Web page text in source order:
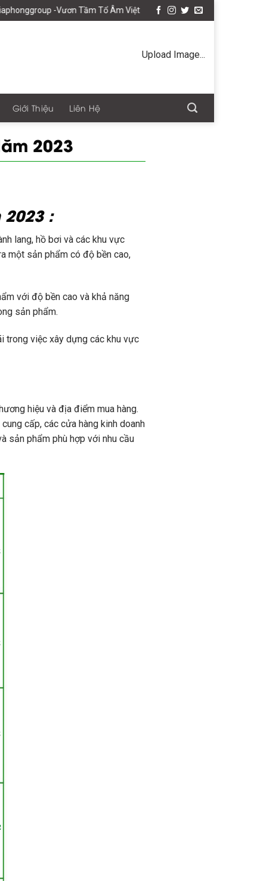
Tầm Tổ Âm Việt
Upload Image...
Giới Thiệu Liên Hệ
2023
2023 :
lang, hồ bơi và các khu vực
một sản phẩm có độ bền cao,
với độ bền cao và khả năng
sản phẩm.
trong việc xây dựng các khu vực
hiệu và địa điểm mua hàng.
cấp, các cửa hàng kinh doanh
sản phẩm phù hợp với nhu cầu